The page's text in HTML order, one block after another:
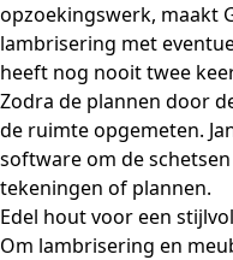
opzoekingswerk, maakt
lambrisering met
heeft nog nooit twee
Zodra de plannen door
de ruimte opgemeten.
software om de
tekeningen of plannen.
Edel hout voor een
Om lambrisering en